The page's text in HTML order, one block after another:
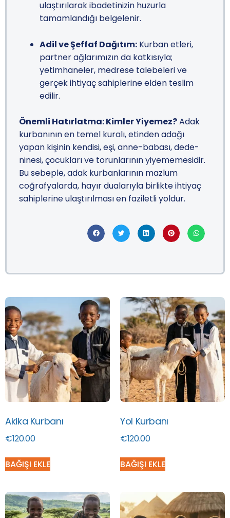
ulaştırılarak ibadetinizin huzurla
tamamlandığı belgelenir.
Adil ve Şeffaf Dağıtım: Kurban etleri,
partner ağlarımızın da katkısıyla;
yetimhaneler, medrese talebeleri ve
gerçek ihtiyaç sahiplerine elden teslim
edilir.
Önemli Hatırlatma: Kimler Yiyemez?Adak
kurbanının en temel kuralı, etinden adağı
yapan kişinin kendisi, eşi, anne-babası, dede-
ninesi, çocukları ve torunlarının yiyememesidir.
Bu sebeple, adak kurbanlarının mazlum
coğrafyalarda, hayır dualarıyla birlikte ihtiyaç
sahiplerine ulaştırılması en faziletli yoldur.
Akika Kurbanı
€120.00
BAĞIŞI EKLE
Yol Kurbanı
€120.00
BAĞIŞI EKLE